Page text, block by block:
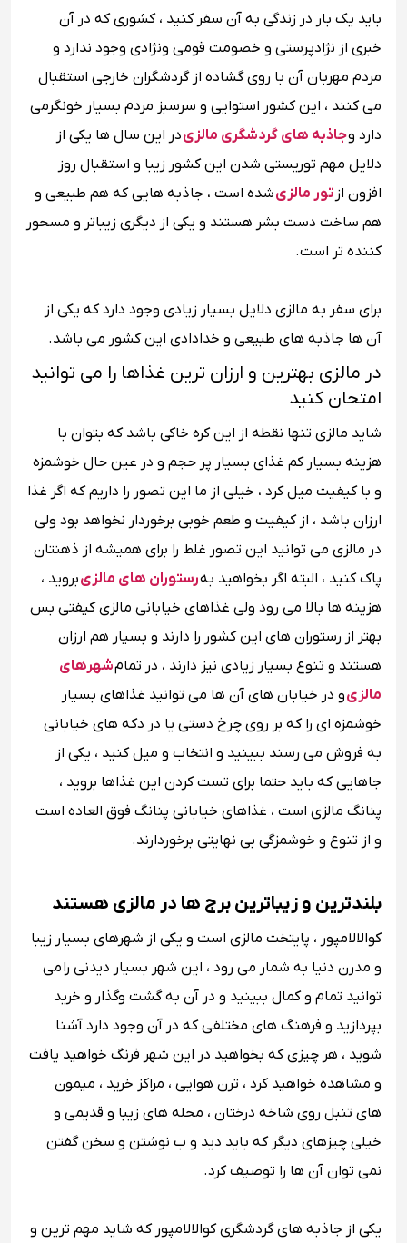
باید یک بار در زندگی به آن سفر کنید ، کشوری که در آن
خبری از نژادپرستی و خصومت قومی ونژادی وجود ندارد و
مردم مهربان آن با روی گشاده از گردشگران خارجی استقبال
می کنند ، این کشور استوایی و سرسبز مردم بسیار خونگرمی
دارد وجاذبه های گردشگری مالزیدر این سال ها یکی از
دلایل مهم توریستی شدن این کشور زیبا و استقبال روز
افزون از تور مالزیشده است ، جاذبه هایی که هم طبیعی و
هم ساخت دست بشر هستند و یکی از دیگری زیباتر و مسحور
کننده تر است.
برای سفر به مالزی دلایل بسیار زیادی وجود دارد که یکی از
آن ها جاذبه های طبیعی و خدادادی این کشور می باشد.
در مالزی بهترین و ارزان ترین غذاها را می توانید
امتحان کنید
شاید مالزی تنها نقطه از این کره خاکی باشد که بتوان با
هزینه بسیار کم غذای بسیار پر حجم و در عین حال خوشمزه
و با کیفیت میل کرد ، خیلی از ما این تصور را داریم که اگر غذا
ارزان باشد ، از کیفیت و طعم خوبی برخوردار نخواهد بود ولی
در مالزی می توانید این تصور غلط را برای همیشه از ذهنتان
پاک کنید ، البته اگر بخواهید بهرستوران های مالزیبروید ،
هزینه ها بالا می رود ولی غذاهای خیابانی مالزی کیفتی بس
بهتر از رستوران های این کشور را دارند و بسیار هم ارزان
هستند و تنوع بسیار زیادی نیز دارند ، در تمامشهرهای
مالزیو در خیابان های آن ها می توانید غذاهای بسیار
خوشمزه ای را که بر روی چرخ دستی یا در دکه های خیابانی
به فروش می رسند ببینید و انتخاب و میل کنید ، یکی از
جاهایی که باید حتما برای تست کردن این غذاها بروید ،
پنانگ مالزی است ، غذاهای خیابانی پنانگ فوق العاده است
و از تنوع و خوشمزگی بی نهایتی برخوردارند.
بلندترین و زیباترین برج ها در مالزی هستند
کوالالامپور ، پایتخت مالزی است و یکی از شهرهای بسیار زیبا
و مدرن دنیا به شمار می رود ، این شهر بسیار دیدنی را می
توانید تمام و کمال ببینید و در آن به گشت وگذار و خرید
بپردازید و فرهنگ های مختلفی که در آن وجود دارد آشنا
شوید ، هر چیزی که بخواهید در این شهر فرنگ خواهید یافت
و مشاهده خواهید کرد ، ترن هوایی ، مراکز خرید ، میمون
های تنبل روی شاخه درختان ، محله های زیبا و قدیمی و
خیلی چیزهای دیگر که باید دید و ب نوشتن و سخن گفتن
نمی توان آن ها را توصیف کرد.
یکی از جاذبه های گردشگری کوالالامپور که شاید مهم ترین و